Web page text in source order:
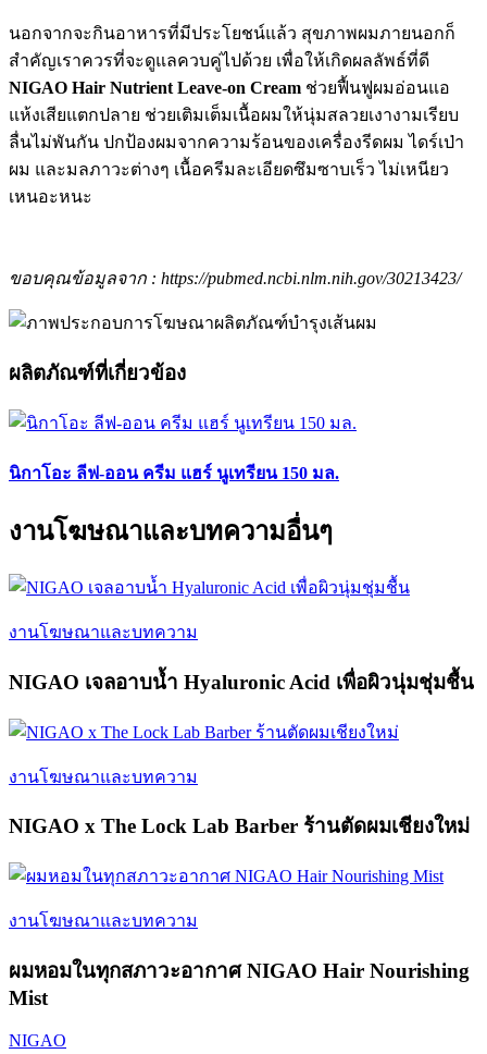
นอกจากจะกินอาหารที่มีประโยชน์แล้ว สุขภาพผมภายนอกก็
สำคัญเราควรที่จะดูแลควบคู่ไปด้วย เพื่อให้เกิดผลลัพธ์ที่ดี
NIGAO Hair Nutrient Leave-on Cream ช่วยฟื้นฟูผมอ่อนแอ
แห้งเสียแตกปลาย ช่วยเติมเต็มเนื้อผมให้นุ่มสลวยเงางามเรียบ
ลื่นไม่พันกัน ปกป้องผมจากความร้อนของเครื่องรีดผม ไดร์เป่า
ผม และมลภาวะต่างๆ เนื้อครีมละเอียดซึมซาบเร็ว ไม่เหนียว
เหนอะหนะ
ขอบคุณข้อมูลจาก : https://pubmed.ncbi.nlm.nih.gov/30213423/
ผลิตภัณฑ์ที่เกี่ยวข้อง
นิกาโอะ ลีฟ-ออน ครีม แฮร์ นูเทรียน 150 มล.
งานโฆษณาและบทความอื่นๆ
งานโฆษณาและบทความ
NIGAO เจลอาบน้ำ Hyaluronic Acid เพื่อผิวนุ่มชุ่มชื้น
งานโฆษณาและบทความ
NIGAO x The Lock Lab Barber ร้านตัดผมเชียงใหม่
งานโฆษณาและบทความ
ผมหอมในทุกสภาวะอากาศ NIGAO Hair Nourishing
Mist
NIGAO